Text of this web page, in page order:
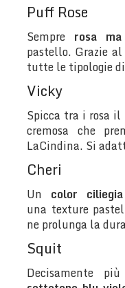
Puff Rose
Sempre rosa
pastello. Grazie
tutte le tipologie
Vicky
Spicca tra i rosa il
cremosa che
LaCindina. Si
Cheri
Un color ciliegia
una texture
ne prolunga la
Squit
Decisamente